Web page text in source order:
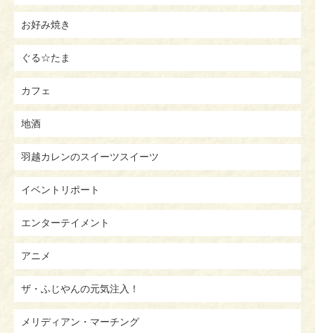
お好み焼き
ぐる☆たま
カフェ
地酒
羽越カレンのスイーツスイーツ
イベントリポート
エンターテイメント
アニメ
ザ・ふじやんの元気注入！
メリディアン・マーチング